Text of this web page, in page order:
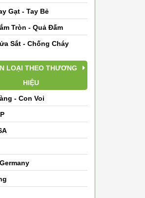
Gạt - Tay Bẻ
Tròn - Quả Đấm
Sắt - Chống Cháy
LOẠI THEO THƯƠNG
HIỆU
- Con Voi